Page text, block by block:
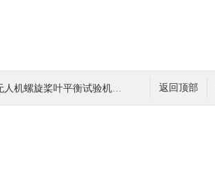
返回顶部
旋桨叶平衡试验机简单介绍 专业生产